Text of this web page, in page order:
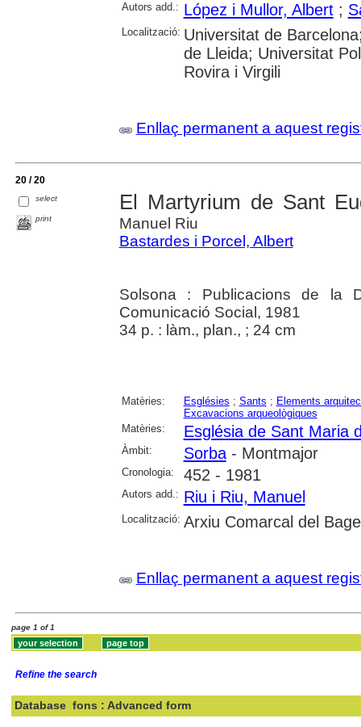
Autors add.: López i Mullor, Albert;
Localització: Universitat de
de Lleida; Universitat
Rovira i Virgili
Enllaç permanent a aquest
20 / 20
select
print
El Martyrium de Sant
Manuel Riu
Bastardes i Porcel, Albert
Solsona : Publicacions de la
Comunicació Social, 1981
34 p. : làm., plan., ; 24 cm
Matèries: Esglésies ; Sants ; Elements
Excavacions arqueològiques
Matèries:
Església de Sant Maria
Àmbit: Sorba- Montmajor
Cronologia: 452 - 1981
Autors add.: Riu i Riu, Manuel
Localització: Arxiu Comarcal del
Enllaç permanent a aquest
page 1 of 1
Refine the search
Database fons : Advanced form